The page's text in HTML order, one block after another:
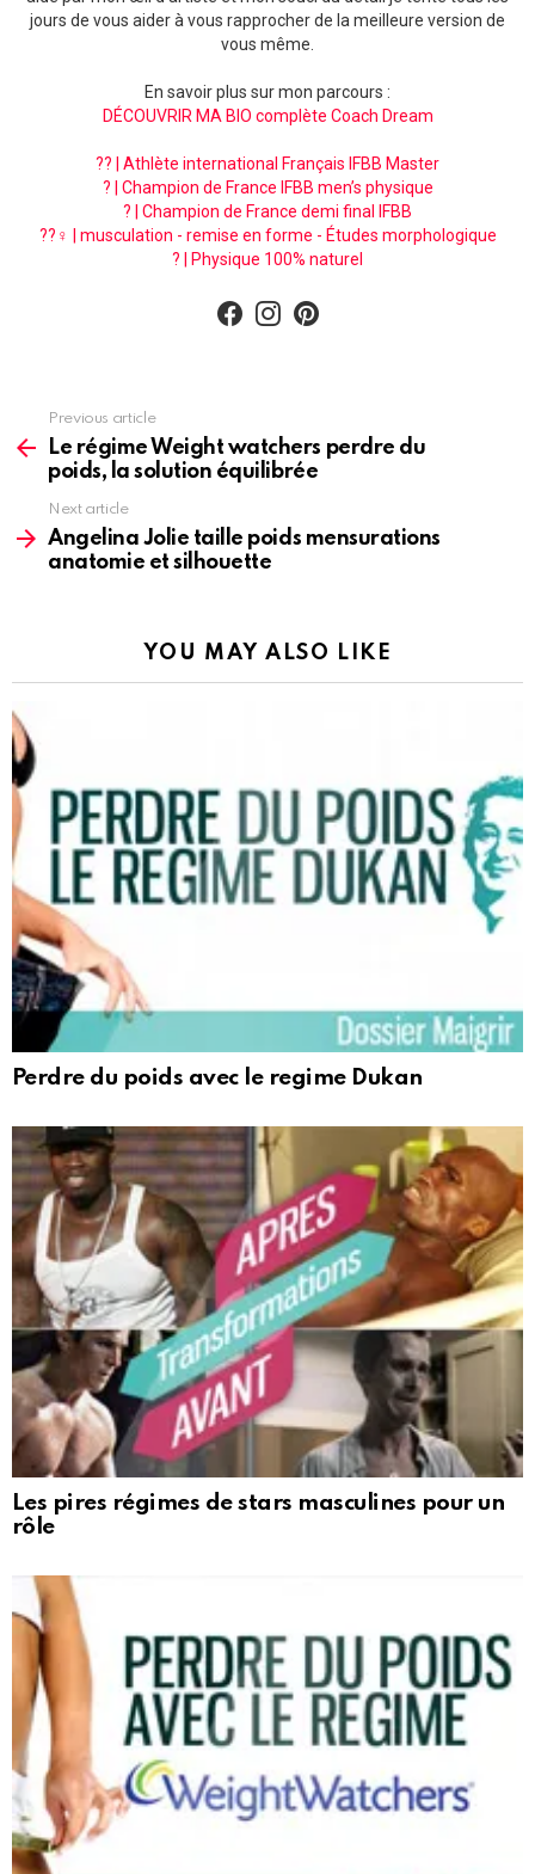
jours de vous aider à vous rapprocher de la meilleure version de
vous même.
En savoir plus sur mon parcours :
DÉCOUVRIR MA BIO complète Coach Dream
?? | Athlète international Français IFBB Master
? | Champion de France IFBB men’s physique
? | Champion de France demi final IFBB
??‍♀️ | musculation - remise en forme - Études morphologique
? | Physique 100% naturel
facebookinstagram
more
Previous article
Le régime Weight watchers perdre du
poids, la solution équilibrée
Next article
Angelina Jolie taille poids mensurations
anatomie et silhouette
YOU MAY ALSO LIKE
Perdre du poids avec le regime Dukan
Les pires régimes de stars masculines pour un
rôle